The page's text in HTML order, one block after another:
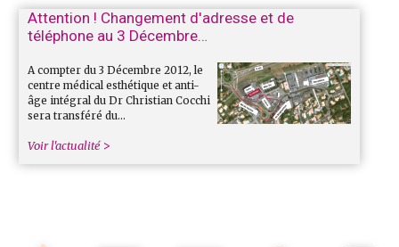
Attention ! Changement d'adresse et de
téléphone au 3 Décembre…
A compter du 3 Décembre 2012, le
centre médical esthétique et anti-
âge intégral du Dr Christian Cocchi
sera transféré du…
Voir l'actualité